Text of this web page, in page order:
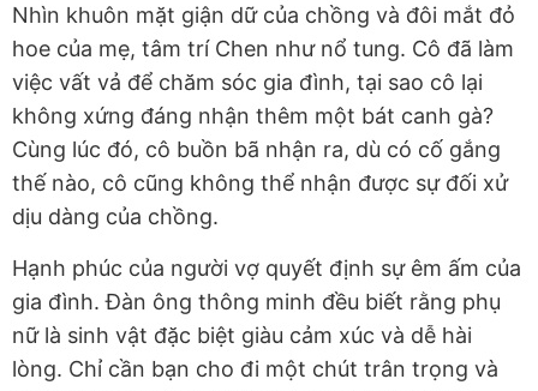
Nhìn khuôn mặt giận dữ của chồng và đôi mắt đỏ
hoe của mẹ, tâm trí Chen như nổ tung. Cô đã làm
việc vất vả để chăm sóc gia đình, tại sao cô lại
không xứng đáng nhận thêm một bát canh gà?
Cùng lúc đó, cô buồn bã nhận ra, dù có cố gắng
thế nào, cô cũng không thể nhận được sự đối xử
dịu dàng của chồng.
Hạnh phúc của người vợ quyết định sự êm ấm của
gia đình. Đàn ông thông minh đều biết rằng phụ
nữ là sinh vật đặc biệt giàu cảm xúc và dễ hài
lòng. Chỉ cần bạn cho đi một chút trân trọng và